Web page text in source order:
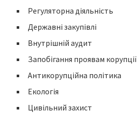
Регуляторна діяльність
Державні закупівлі
Внутрішній аудит
Запобігання проявам корупції
Антикорупційна політика
Екологія
Цивільний захист